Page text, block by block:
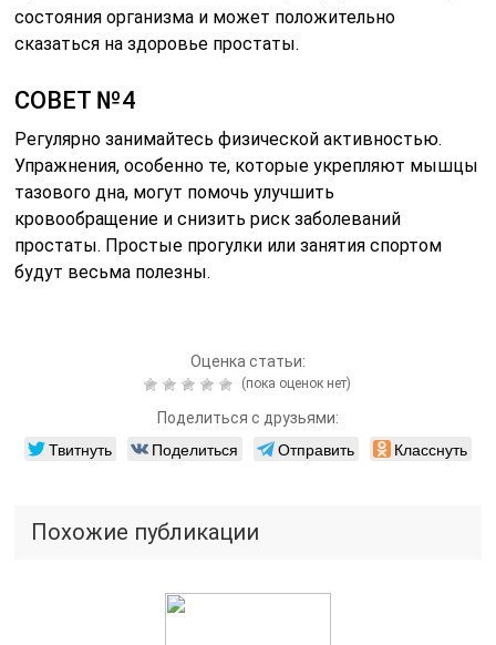
состояния организма и может положительно
сказаться на здоровье простаты.
СОВЕТ №4
Регулярно занимайтесь физической активностью.
Упражнения, особенно те, которые укрепляют мышцы
тазового дна, могут помочь улучшить
кровообращение и снизить риск заболеваний
простаты. Простые прогулки или занятия спортом
будут весьма полезны.
Оценка статьи:
(пока оценок нет)
Поделиться с друзьями:
Твитнуть Поделиться Отправить Класснуть
Похожие публикации